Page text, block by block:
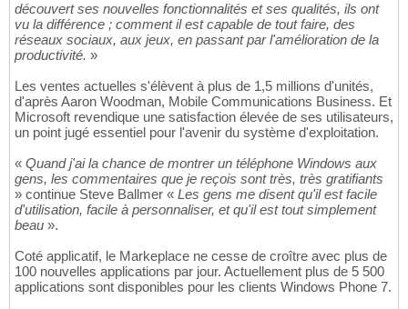
découvert ses nouvelles fonctionnalités et ses qualités, ils ont
vu la différence ; comment il est capable de tout faire, des
réseaux sociaux, aux jeux, en passant par l'amélioration de la
productivité. »
Les ventes actuelles s'élèvent à plus de 1,5 millions d'unités,
d'après Aaron Woodman, Mobile Communications Business. Et
Microsoft revendique une satisfaction élevée de ses utilisateurs,
un point jugé essentiel pour l'avenir du système d'exploitation.
« Quand j'ai la chance de montrer un téléphone Windows aux
gens, les commentaires que je reçois sont très, très gratifiants
» continue Steve Ballmer « Les gens me disent qu'il est facile
d'utilisation, facile à personnaliser, et qu'il est tout simplement
beau ».
Coté applicatif, le Markeplace ne cesse de croître avec plus de
100 nouvelles applications par jour. Actuellement plus de 5 500
applications sont disponibles pour les clients Windows Phone 7.